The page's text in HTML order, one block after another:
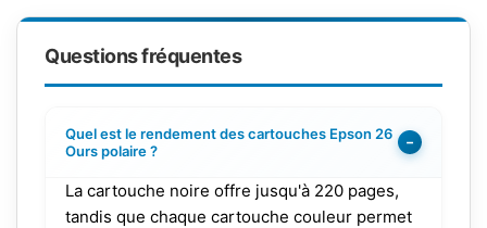
Questions fréquentes
Quel est le rendement des cartouches Epson 26
Ours polaire ?
−
La cartouche noire offre jusqu'à 220 pages,
tandis que chaque cartouche couleur permet